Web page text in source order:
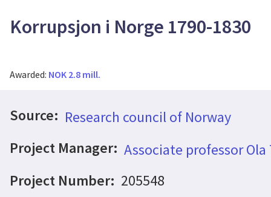
Korrupsjon i Norge 1790-1830
Awarded: NOK 2.8 mill.
Source: Research council of Norway
Project Manager: Associate professor Ola
Project Number: 205548